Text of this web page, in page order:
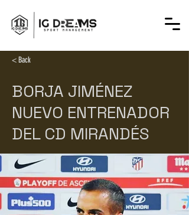
< Back
BORJA JIMÉNEZ
NUEVO ENTRENADOR
DEL CD MIRANDÉS